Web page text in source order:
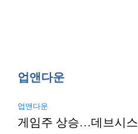
업앤다운
업앤다운
게임주 상승…데브시스